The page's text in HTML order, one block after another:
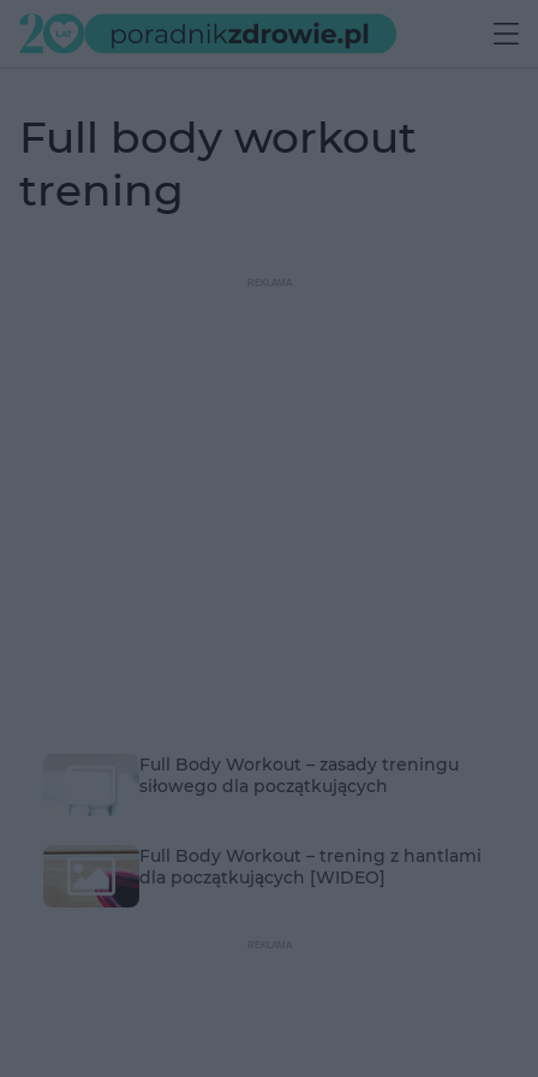
full body workout
trening
Full Body Workout – zasady treningu
siłowego dla początkujących
Full Body Workout – trening z hantlami
dla początkujących [WIDEO]